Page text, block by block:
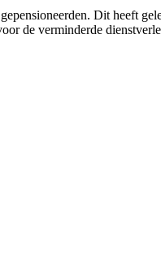
Dit heeft
de verminderde